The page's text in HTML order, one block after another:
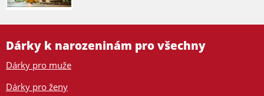
Dárky k narozeninám pro všechny
Dárky pro muže
Dárky pro ženy